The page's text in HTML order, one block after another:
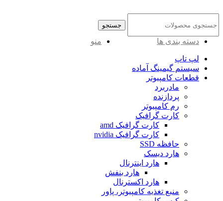
جستجو
منو دسته بندی ها
لپ تاپ
سیستم گیمینگ آماده
قطعات کامپیوتر
مادربرد
پردازنده
رم کامپیوتر
کارت گرافیک
کارت گرافیک amd
کارت گرافیک nvidia
حافظه SSD
هارد دیسک
هارد اینترنال
هارد بنفش
هارد اکسترنال
منبع تغذیه کامپیوتر، پاور